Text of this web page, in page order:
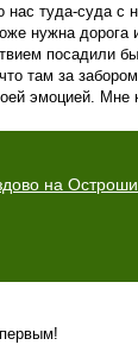
туда-суда с
нужна дорога
посадили
там за
эмоцией. Мне
на